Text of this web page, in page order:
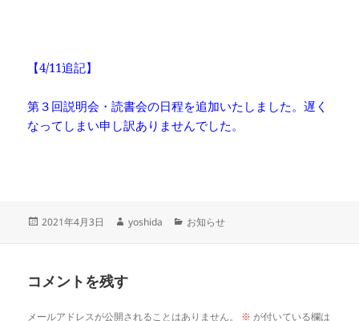
【4/11追記】
第３回説明会・読書会の日程を追加いたしました。遅く
なってしまい申し訳ありませんでした。
投
2021年4月3日
作
yoshida
カ
お知らせ
コメントを残す
メールアドレスが公開されることはありません。 ※ が付いている欄は